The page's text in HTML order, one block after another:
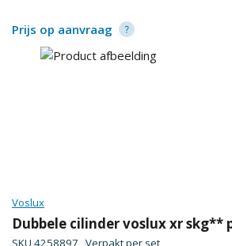
Prijs op aanvraag
Voslux
Dubbele cilinder voslux xr skg**
SKU 4258897 Verpakt per set